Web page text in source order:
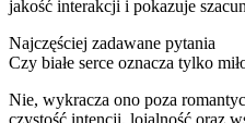
jakość interakcji i pokazuje
Najczęściej zadawane pytania
Czy białe serce oznacza tylko
Nie, wykracza ono poza
czystość intencji, lojalność oraz